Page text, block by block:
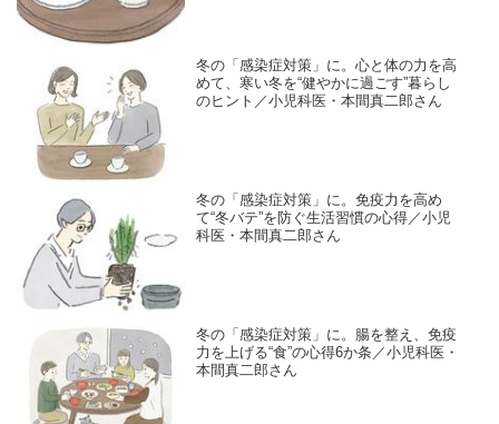
冬の「感染症対策」に。心と体の力を高
めて、寒い冬を“健やかに過ごす”暮らし
のヒント／小児科医・本間真二郎さん
冬の「感染症対策」に。免疫力を高め
て“冬バテ”を防ぐ生活習慣の心得／小児
科医・本間真二郎さん
冬の「感染症対策」に。腸を整え、免疫
力を上げる“食”の心得6か条／小児科医・
本間真二郎さん